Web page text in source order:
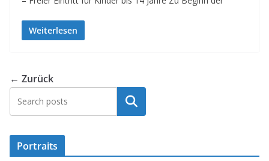
Weiterlesen
← Zurück
Suchen
Portraits